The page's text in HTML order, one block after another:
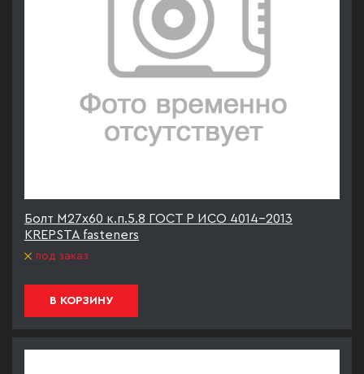
Болт М27х60 к.п.5.8 ГОСТ Р ИСО 4014-2013
KREPSTA fasteners
под заказ
В КОРЗИНУ